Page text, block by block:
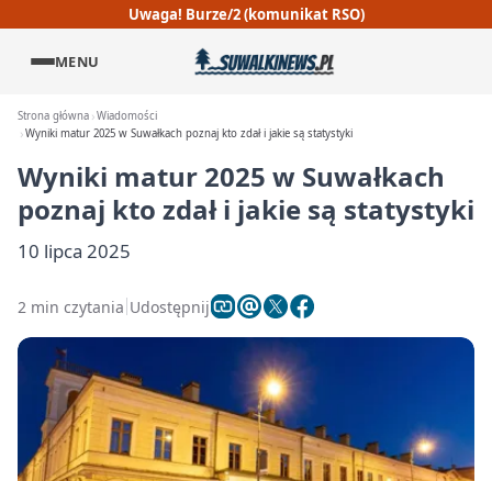
Uwaga! Burze/2 (komunikat RSO)
MENU
Strona główna Wiadomości
Wyniki matur 2025 w Suwałkach poznaj kto zdał i jakie są statystyki
Wyniki matur 2025 w Suwałkach
poznaj kto zdał i jakie są statystyki
10 lipca 2025
2 min czytania Udostępnij